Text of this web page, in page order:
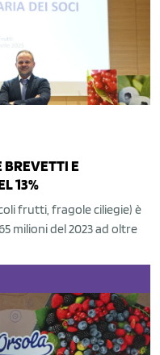
BREVETTI E
13%
frutti, fragole ciliegie) è
milioni del 2023 ad oltre